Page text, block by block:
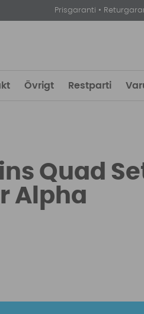
Prisgaranti •
Övrigt Restparti
Quad
Alpha